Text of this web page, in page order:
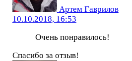
Артем Гаврилов
10.10.2018, 16:53
Очень понравилось!
Спасибо за отзыв!